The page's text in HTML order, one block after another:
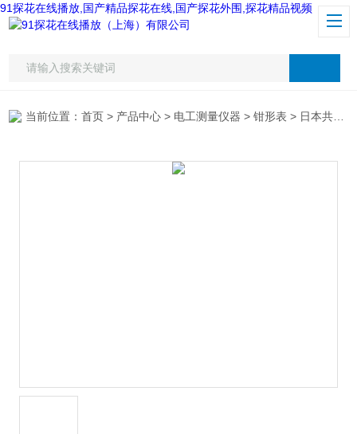
91探花在线播放,国产精品探花在线,国产探花外围,探花精品视频
当前位置：首页 > 产品中心 > 电工测量仪器 >钳形表 > 日本共立2413FA钳形表